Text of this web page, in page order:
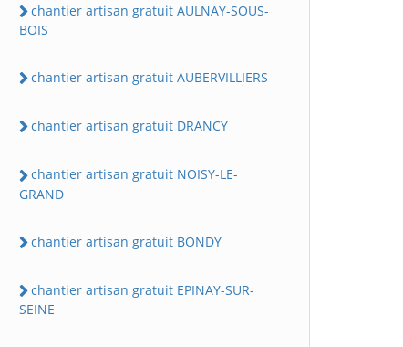
chantier artisan gratuit AULNAY-SOUS-
BOIS
chantier artisan gratuit AUBERVILLIERS
chantier artisan gratuit DRANCY
chantier artisan gratuit NOISY-LE-
GRAND
chantier artisan gratuit BONDY
chantier artisan gratuit EPINAY-SUR-
SEINE